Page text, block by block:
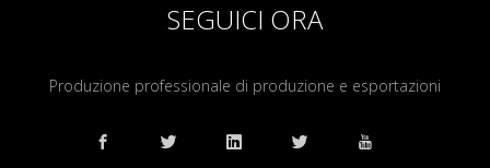
SEGUICI ORA
Produzione professionale di produzione e esportazioni